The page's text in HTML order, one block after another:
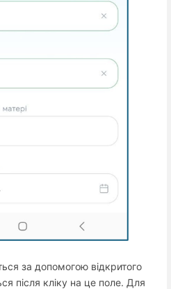
за допомогою відкритого
після кліку на це поле. Для